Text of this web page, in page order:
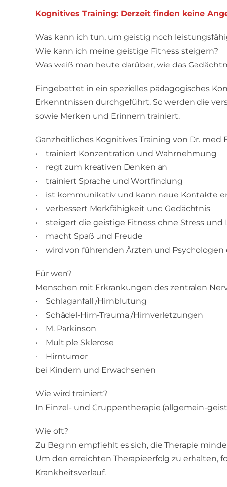
Kognitives Training: Derzeit finden keine
Was kann ich tun, um geistig noch
Wie kann ich meine geistige Fitness steigern?
Was weiß man heute darüber, wie das
Eingebettet in ein spezielles pädagogisches
Erkenntnissen durchgeführt. So werden die
sowie Merken und Erinnern trainiert.
Ganzheitliches Kognitives Training von Dr. med
• trainiert Konzentration und Wahrnehmung
• regt zum kreativen Denken an
• trainiert Sprache und Wortfindung
• ist kommunikativ und kann neue Kontakte
• verbessert Merkfähigkeit und Gedächtnis
• steigert die geistige Fitness ohne Stress und
• macht Spaß und Freude
• wird von führenden Ärzten und Psychologen
Für wen?
Menschen mit Erkrankungen des zentralen
• Schlaganfall /Hirnblutung
• Schädel-Hirn-Trauma /Hirnverletzungen
• M. Parkinson
• Multiple Sklerose
• Hirntumor
bei Kindern und Erwachsenen
Wie wird trainiert?
In Einzel- und Gruppentherapie (allgemein-
Wie oft?
Zu Beginn empfiehlt es sich, die Therapie
Um den erreichten Therapieerfolg zu erhalten,
Krankheitsverlauf.